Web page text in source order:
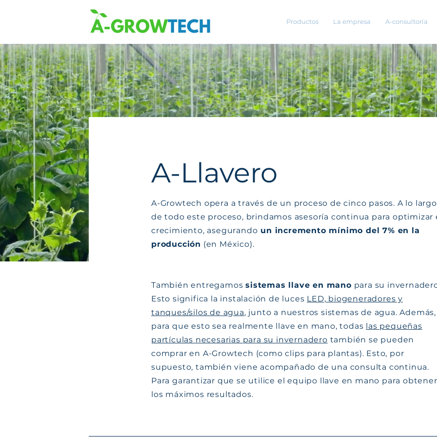
Productos La empresa A-consultoría
A-Llavero
A-Growtech opera a través de un proceso de cinco pasos. A lo largo
de todo este proceso, brindamos asesoría continua para optimizar
crecimiento, asegurando un incremento mínimo del 7% en la
producción (en México).
También entregamossistemas llave en mano para su
Esto significa la instalación de luces LED, biogeneradores y
tanques/silos de agua, junto a nuestros sistemas de agua. Además,
para que esto sea realmente llave en mano, todas las pequeñas
partículas necesarias para su invernadero también se pueden
comprar en A-Growtech (como clips para plantas). Esto, por
supuesto, también viene acompañado de una consulta continua.
Para garantizar que se utilice el equipo llave en mano para obtener
los máximos resultados.